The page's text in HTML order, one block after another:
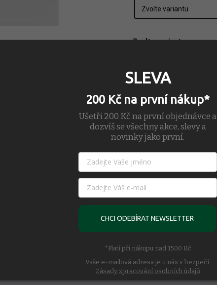
Zvolte variantu
SLEVA
200 Kč na první nákup*
Ušetři 200 Kč na první objednávce a
dozvíš se všechny akce, slevy a
novinky jako první.
CHCI ODEBÍRAT NEWSLETTER
*Platí při nákupu nad 1500 Kč
Vaše e-mailová adresa je u nás v bezpečí.
Zásady zpracování osobních údajů